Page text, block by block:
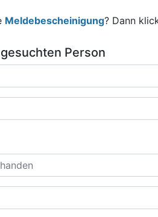
Meldebescheinigung? Dann
Person